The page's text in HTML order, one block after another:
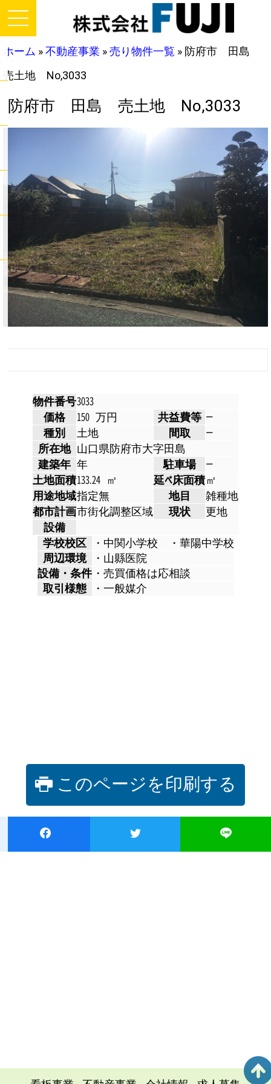
ホーム »不動産事業 »売り物件一覧 » 防府市 田島
売土地 No,3033
防府市 田島 売土地 No,3033
物件番号3033
価格
150 万円 共益費等 ー
種別
土地 間取
ー
所在地 山口県防府市大字田島
建築年 年 駐車場
ー
土地面積133.24 ㎡ 延べ床面積㎡
用途地域指定無 地目
雑種地
都市計画市街化調整区域 現状
更地
設備
学校校区
・中関小学校 ・華陽中学校
周辺環境
・山縣医院
設備・条件・売買価格は応相談
取引様態
・一般媒介
このページを印刷する